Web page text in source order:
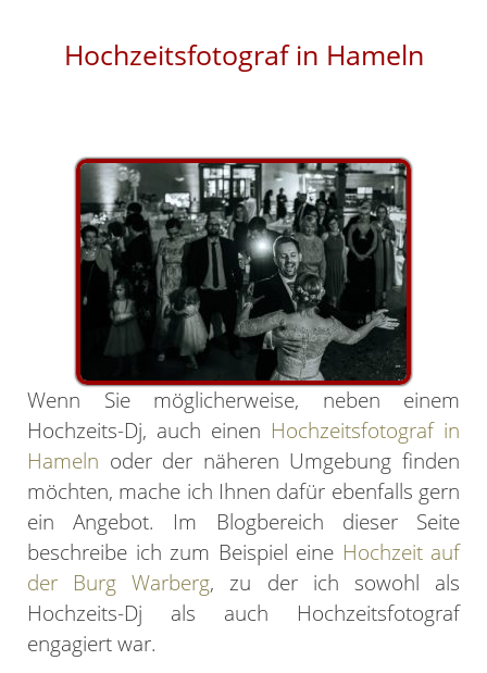
Hochzeitsfotograf in Hameln
Wenn Sie möglicherweise, neben einem
Hochzeits-Dj, auch einen Hochzeitsfotograf in
Hameln oder der näheren Umgebung finden
möchten, mache ich Ihnen dafür ebenfalls gern
ein Angebot. Im Blogbereich dieser Seite
beschreibe ich zum Beispiel eine Hochzeit auf
der Burg Warberg, zu der ich sowohl als
Hochzeits-Dj als auch Hochzeitsfotograf
engagiert war.